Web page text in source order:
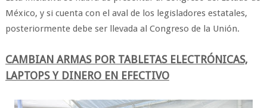
México, y si cuenta con el aval de los legisladores estatales,
posteriormente debe ser llevada al Congreso de la Unión.
CAMBIAN ARMAS POR TABLETAS ELECTRÓNICAS,
LAPTOPS Y DINERO EN EFECTIVO